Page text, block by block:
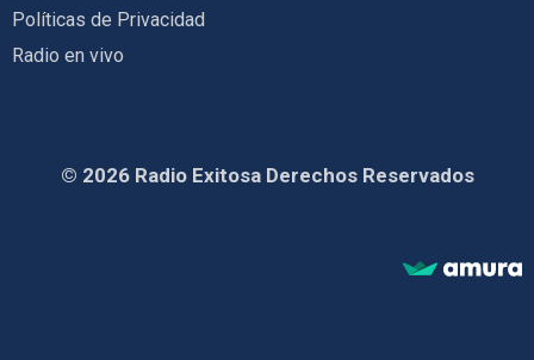
Políticas de Privacidad
Radio en vivo
© 2026 Radio Exitosa Derechos Reservados